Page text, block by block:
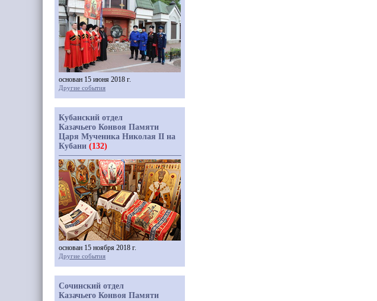
основан 15 июня 2018 г.
Другие события
Кубанский отдел
Казачьего Конвоя Памяти
Царя Мученика Николая II на
Кубани (132)
основан 15 ноября 2018 г.
Другие события
Сочинский отдел
Казачьего Конвоя Памяти